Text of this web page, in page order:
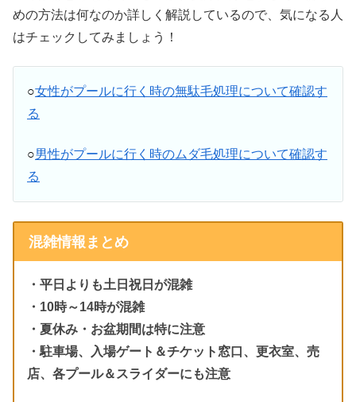
めの方法は何なのか詳しく解説しているので、気になる人
はチェックしてみましょう！
○女性がプールに行く時の無駄毛処理について確認す
る
○男性がプールに行く時のムダ毛処理について確認す
る
混雑情報まとめ
・平日よりも土日祝日が混雑
・10時～14時が混雑
・夏休み・お盆期間は特に注意
・駐車場、入場ゲート＆チケット窓口、更衣室、売
店、各プール＆スライダーにも注意